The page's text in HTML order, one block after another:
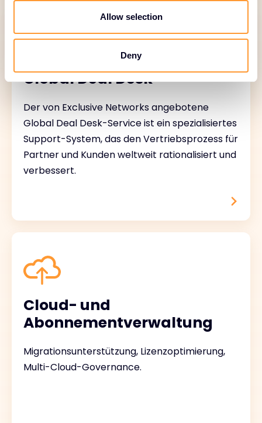
Allow selection
Deny
Global Deal Desk
Der von Exclusive Networks angebotene
Global Deal Desk-Service ist ein spezialisiertes
Support-System, das den Vertriebsprozess für
Partner und Kunden weltweit rationalisiert und
verbessert.
Cloud- und
Abonnementverwaltung
Migrationsunterstützung, Lizenzoptimierung,
Multi-Cloud-Governance.